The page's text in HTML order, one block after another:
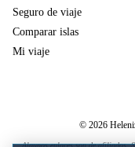
Seguro de viaje
Comparar islas
Mi viaje
© 2026
Algunos enlaces son de afiliados.